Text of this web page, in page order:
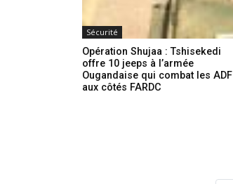
Sécurité
Opération Shujaa : Tshisekedi
offre 10 jeeps à l’armée
Ougandaise qui combat les ADF
aux côtés FARDC